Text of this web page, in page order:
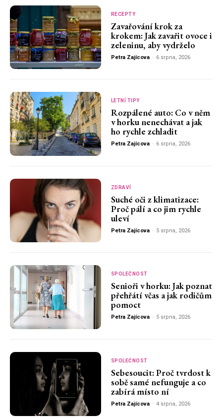
RECEPTY
Zavařování krok za
krokem: Jak zavařit ovoce i
zeleninu, aby vydrželo
Petra Zajícova - 6 srpna, 2026
LETNÍ TIPY
Rozpálené auto: Co v něm
v horku nenechávat a jak
ho rychle zchladit
Petra Zajícova - 6 srpna, 2026
ZDRAVÍ
Suché oči z klimatizace:
Proč pálí a co jim rychle
uleví
Petra Zajícova - 5 srpna, 2026
SPOLEČNOST
Senioři v horku: Jak poznat
přehřátí včas a jak rodičům
pomoct
Petra Zajícova - 5 srpna, 2026
SPOLEČNOST
Sebesoucit: Proč tvrdost k
sobě samé nefunguje a co
zabírá místo ní
Petra Zajícova - 4 srpna, 2026